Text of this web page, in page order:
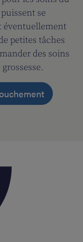
se
éventuellement
petites tâches
des soins